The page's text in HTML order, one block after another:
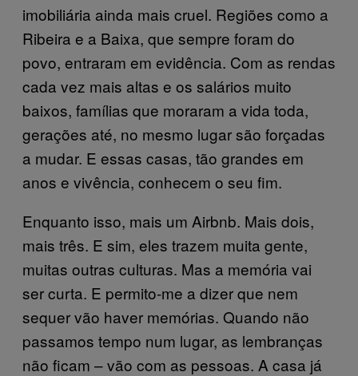
imobiliária ainda mais cruel. Regiões como a
Ribeira e a Baixa, que sempre foram do
povo, entraram em evidência. Com as rendas
cada vez mais altas e os salários muito
baixos, famílias que moraram a vida toda,
gerações até, no mesmo lugar são forçadas
a mudar. E essas casas, tão grandes em
anos e vivência, conhecem o seu fim.
Enquanto isso, mais um Airbnb. Mais dois,
mais três. E sim, eles trazem muita gente,
muitas outras culturas. Mas a memória vai
ser curta. E permito-me a dizer que nem
sequer vão haver memórias. Quando não
passamos tempo num lugar, as lembranças
não ficam – vão com as pessoas. A casa já